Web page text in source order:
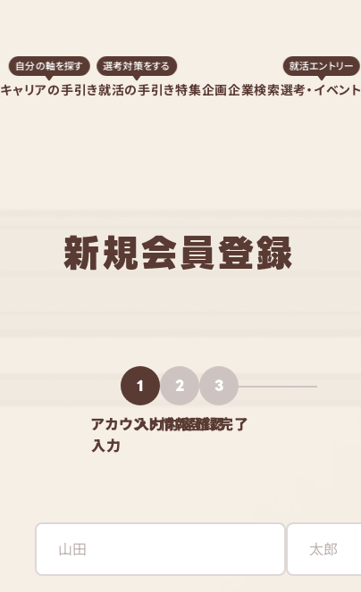
キャリアの手引き
自分の軸を探す
就活の手引き
選考対策をする
特集企画企業検索選考・イベント
就活エントリー
新規会員登録
1
アカウント情報
入力
2
入力内容確認
3
登録完了